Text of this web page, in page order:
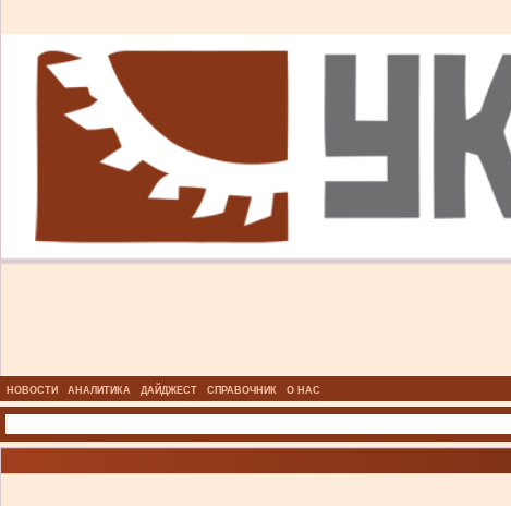
НОВОСТИ АНАЛИТИКА ДАЙДЖЕСТ СПРАВОЧНИК О НАС